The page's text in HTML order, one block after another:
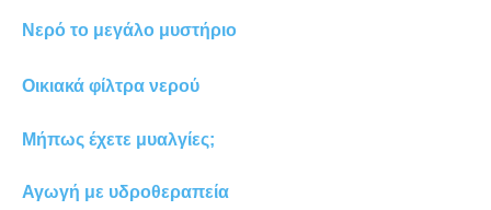
Νερό το μεγάλο μυστήριο
Οικιακά φίλτρα νερού
Μήπως έχετε μυαλγίες;
Αγωγή με υδροθεραπεία